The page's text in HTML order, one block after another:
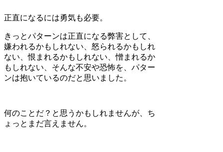
正直になるには勇気も必要。
きっとパターンは正直になる弊害として、
嫌われるかもしれない、怒られるかもしれ
ない、恨まれるかもしれない、憎まれるか
もしれない、そんな不安や恐怖を、パター
ンは抱いているのだと思いました。
何のことだ？と思うかもしれませんが、ち
ょっとまだ言えません。